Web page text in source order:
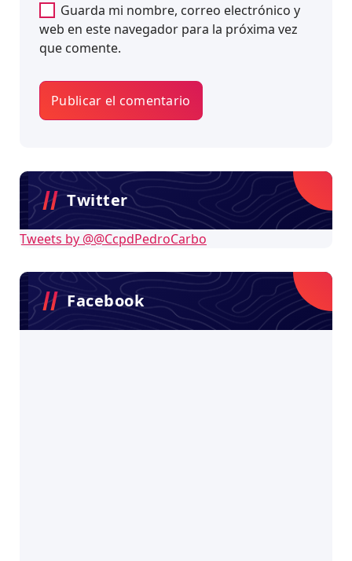
Guarda mi nombre, correo electrónico y
web en este navegador para la próxima vez
que comente.
Twitter
Tweets by @@CcpdPedroCarbo
Facebook